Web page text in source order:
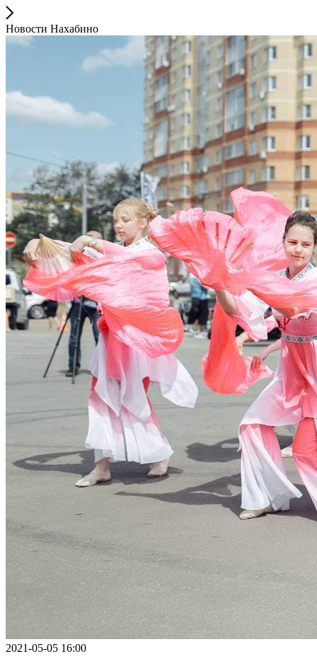
Новости Нахабино
2021-05-05 16:00